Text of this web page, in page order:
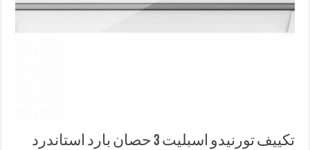
تكييف تورنيدو اسبليت 3 حصان بارد استاندرد